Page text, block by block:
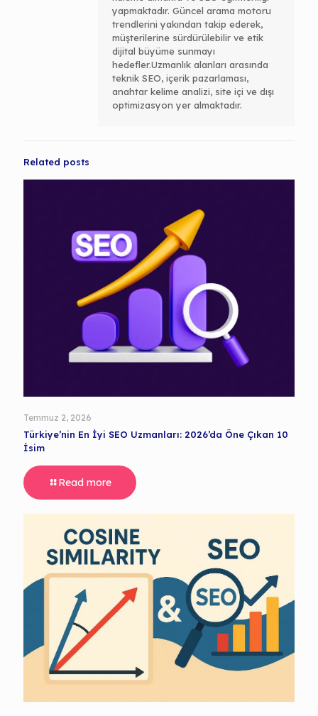
yapmaktadır. Güncel arama motoru
trendlerini yakından takip ederek,
müşterilerine sürdürülebilir ve etik
dijital büyüme sunmayı
hedefler.Uzmanlık alanları arasında
teknik SEO, içerik pazarlaması,
anahtar kelime analizi, site içi ve dışı
optimizasyon yer almaktadır.
Related posts
Temmuz 2, 2026
Türkiye’nin En İyi SEO Uzmanları: 2026’da Öne Çıkan 10
İsim
Read more